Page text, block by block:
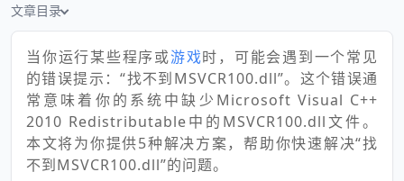
文章目录
当你运行某些程序或游戏时，可能会遇到一个常见
的错误提示：“找不到MSVCR100.dll”。这个错误通
常意味着你的系统中缺少Microsoft Visual C++
2010 Redistributable中的MSVCR100.dll文件。
本文将为你提供5种解决方案，帮助你快速解决“找
不到MSVCR100.dll”的问题。